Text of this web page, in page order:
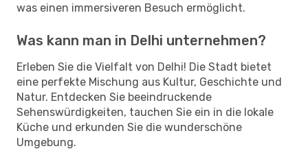
was einen immersiveren Besuch ermöglicht.
Was kann man in Delhi unternehmen?
Erleben Sie die Vielfalt von Delhi! Die Stadt bietet
eine perfekte Mischung aus Kultur, Geschichte und
Natur. Entdecken Sie beeindruckende
Sehenswürdigkeiten, tauchen Sie ein in die lokale
Küche und erkunden Sie die wunderschöne
Umgebung.